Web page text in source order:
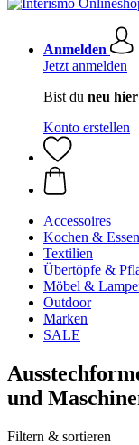
Anmelden
Jetzt anmelden
Bist du neu
Konto erstellen
Accessoires
Kochen & Essen
Textilien
Übertöpfe &
Möbel &
Outdoor
Marken
SALE
und
Filtern & sortieren